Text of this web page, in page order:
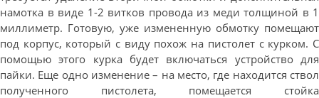
намотка в виде 1-2 витков провода из меди толщиной в 1
миллиметр. Готовую, уже измененную обмотку помещают
под корпус, который с виду похож на пистолет с курком. С
помощью этого курка будет включаться устройство для
пайки. Еще одно изменение – на место, где находится ствол
полученного пистолета, помещается стойка